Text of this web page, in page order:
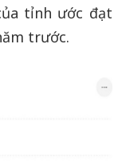
tỉnh ước đạt
trước.